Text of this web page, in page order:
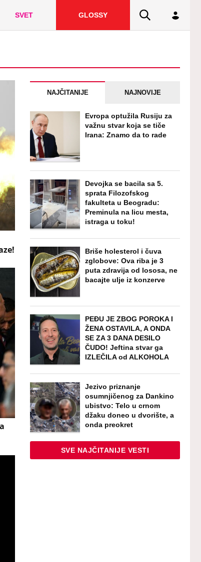
SVET GLOSSY
NAJČITANIJE NAJNOVIJE
Evropa optužila Rusiju za
važnu stvar koja se tiče
Irana: Znamo da to rade
Devojka se bacila sa 5.
sprata Filozofskog
fakulteta u Beogradu:
Preminula na licu mesta,
istraga u toku!
Briše holesterol i čuva
zglobove: Ova riba je 3
puta zdravija od lososa, ne
bacajte ulje iz konzerve
PEĐU JE ZBOG POROKA I
ŽENA OSTAVILA, A ONDA
SE ZA 3 DANA DESILO
ČUDO! Jeftina stvar ga
IZLEČILA od ALKOHOLA
Jezivo priznanje
osumnjičenog za Dankino
ubistvo: Telo u crnom
džaku doneo u dvorište, a
onda preokret
SVE NAJČITANIJE VESTI